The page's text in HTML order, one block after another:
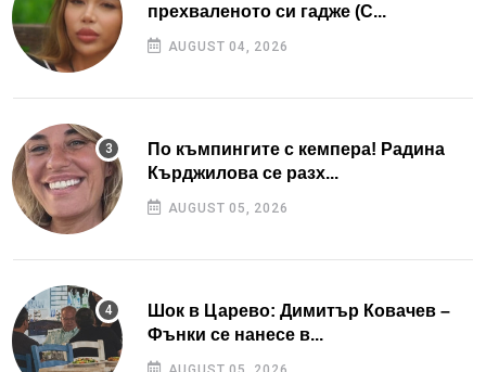
прехваленото си гадже (С...
AUGUST 04, 2026
По къмпингите с кемпера! Радина
Кърджилова се разх...
AUGUST 05, 2026
Шок в Царево: Димитър Ковачев –
Фънки се нанесе в...